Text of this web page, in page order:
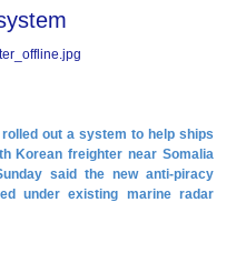
out a system to help ships
Korean freighter near Somalia
said the new anti-piracy
under existing marine radar